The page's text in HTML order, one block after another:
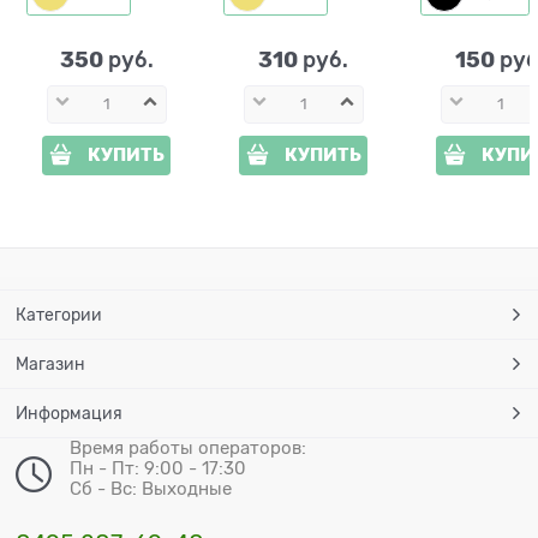
350 руб.
КУПИТЬ
310 руб.
КУПИТЬ
150
Категории
Магазин
Информация
Время работы операторов:
Пн - Пт: 9:00 - 17:30
Сб - Вс: Выходные